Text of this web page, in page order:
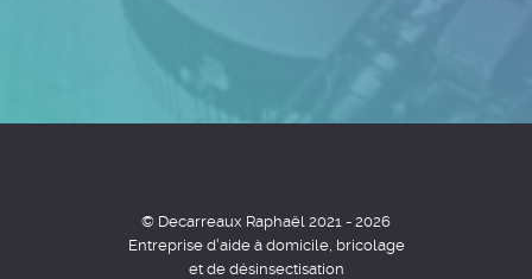
© Decarreaux Raphaël 2021 - 2026
Entreprise d'aide à domicile, bricolage
et de désinsectisation